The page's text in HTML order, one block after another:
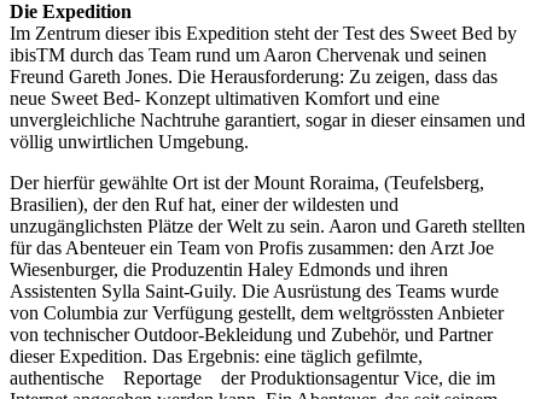
Die Expedition
Im Zentrum dieser ibis Expedition steht der Test des Sweet Bed by
ibisTM durch das Team rund um Aaron Chervenak und seinen
Freund Gareth Jones. Die Herausforderung: Zu zeigen, dass das
neue Sweet Bed- Konzept ultimativen Komfort und eine
unvergleichliche Nachtruhe garantiert, sogar in dieser einsamen und
völlig unwirtlichen Umgebung.
Der hierfür gewählte Ort ist der Mount Roraima, (Teufelsberg,
Brasilien), der den Ruf hat, einer der wildesten und
unzugänglichsten Plätze der Welt zu sein. Aaron und Gareth stellten
für das Abenteuer ein Team von Profis zusammen: den Arzt Joe
Wiesenburger, die Produzentin Haley Edmonds und ihren
Assistenten Sylla Saint-Guily. Die Ausrüstung des Teams wurde
von Columbia zur Verfügung gestellt, dem weltgrössten Anbieter
von technischer Outdoor-Bekleidung und Zubehör, und Partner
dieser Expedition. Das Ergebnis: eine täglich gefilmte,
authentische Reportage der Produktionsagentur Vice, die im